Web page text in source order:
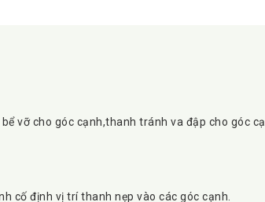
vỡ cho góc cạnh,thanh tránh va đập cho góc
cố định vị trí thanh nẹp vào các góc cạnh.